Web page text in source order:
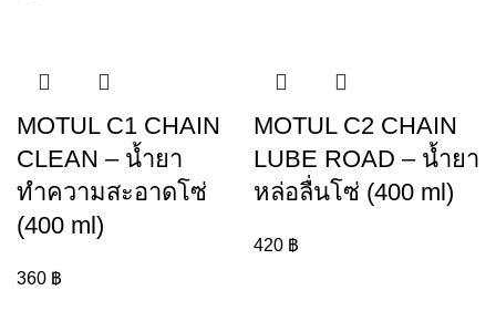
MOTUL C1 CHAIN
CLEAN – น้ำยา
ทำความสะอาดโซ่
(400 ml)
360 ฿
MOTUL C2 CHAIN
LUBE ROAD – น้ำยา
หล่อลื่นโซ่ (400 ml)
420 ฿